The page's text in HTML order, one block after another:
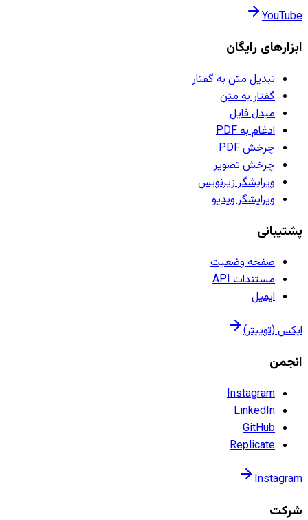
YouTube
ابزارهای رایگان
تبدیل متن به گفتار
گفتار به متن
مبدل فایل
ادغام به PDF
چرخش PDF
چرخش تصویر
ویرایشگر زیرنویس
ویرایشگر ویدیو
پشتیبانی
صفحه وضعیت
مستندات API
ایمیل
ایکس (توییتر)
انجمن
Instagram
LinkedIn
GitHub
Replicate
Instagram
شرکت